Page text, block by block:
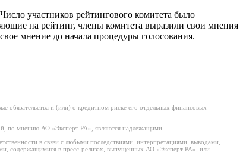
участников рейтингового комитета было
на рейтинг, члены комитета выразили свои мнения
мнение до начала процедуры голосования.
и (или) о кредитном риске его отдельных финансовых
по мнению АО «Эксперт РА», являются надлежащими.
в связи с любыми последствиями, интерпретациями, выводами,
содержащимися в пресс-релизах, выпущенных АО «Эксперт РА», или